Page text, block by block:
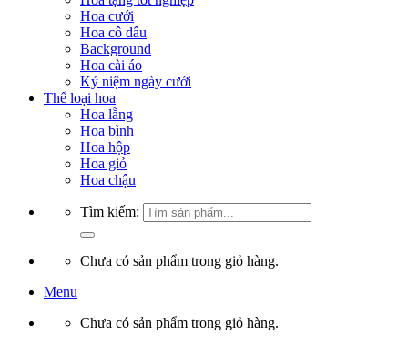
Hoa cưới
Hoa cô dâu
Background
Hoa cài áo
Kỷ niệm ngày cưới
Thể loại hoa
Hoa lẵng
Hoa bình
Hoa hộp
Hoa giỏ
Hoa chậu
Tìm kiếm:
Chưa có sản phẩm trong giỏ hàng.
Menu
Chưa có sản phẩm trong giỏ hàng.